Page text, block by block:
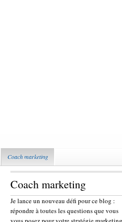
Coach marketing
Coach marketing
Je lance un nouveau défi pour ce blog :
répondre à toutes les questions que vous